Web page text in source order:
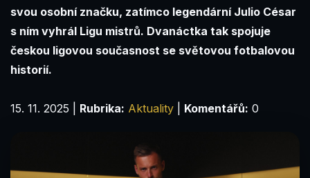
svou osobní značku, zatímco legendární Julio César
s ním vyhrál Ligu mistrů. Dvanáctka tak spojuje
českou ligovou současnost se světovou fotbalovou
historií.
15. 11. 2025 Rubrika: Aktuality Komentářů: 0